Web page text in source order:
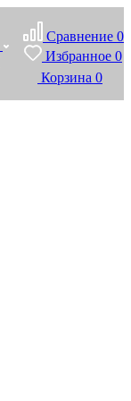
Сравнение 0
Избранное 0
Корзина 0